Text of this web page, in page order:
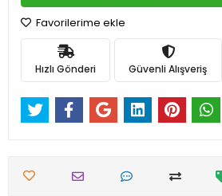
Favorilerime ekle
Hızlı Gönderi Güvenli Alışveriş